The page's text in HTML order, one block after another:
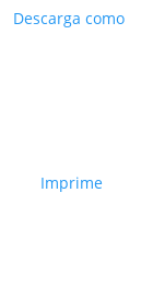
Descarga como
Imprime